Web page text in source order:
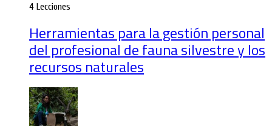
4 Lecciones
Herramientas para la gestión personal
del profesional de fauna silvestre y los
recursos naturales